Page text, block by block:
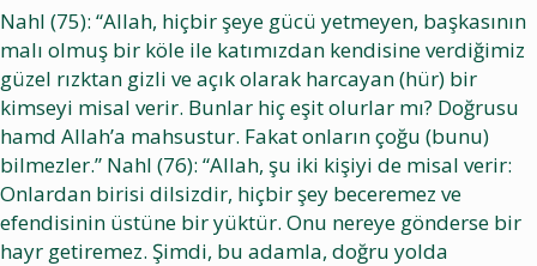
Nahl (75): “Allah, hiçbir şeye gücü yetmeyen, başkasının
malı olmuş bir köle ile katımızdan kendisine verdiğimiz
güzel rızktan gizli ve açık olarak harcayan (hür) bir
kimseyi misal verir. Bunlar hiç eşit olurlar mı? Doğrusu
hamd Allah’a mahsustur. Fakat onların çoğu (bunu)
bilmezler.” Nahl (76): “Allah, şu iki kişiyi de misal verir:
Onlardan birisi dilsizdir, hiçbir şey beceremez ve
efendisinin üstüne bir yüktür. Onu nereye gönderse bir
hayr getiremez. Şimdi, bu adamla, doğru yolda